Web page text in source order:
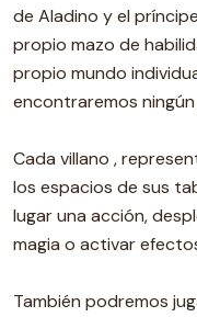
de Aladino y el
propio mazo de
propio mundo
encontraremos
Cada villano ,
los espacios de sus
lugar una acción,
magia o activar
También podremos